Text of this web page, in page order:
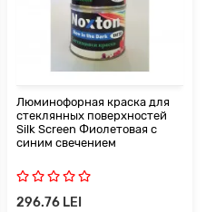
Люминофорная краска для
стеклянных поверхностей
Silk Screen Фиолетовая с
синим свечением
296.76 LEI